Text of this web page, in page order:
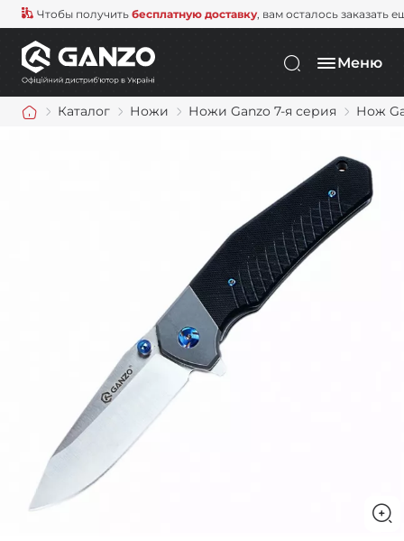
Чтобы получить бесплатную доставку, вам осталось заказать
Меню
Каталог Ножи Ножи Ganzo 7-я серия Нож